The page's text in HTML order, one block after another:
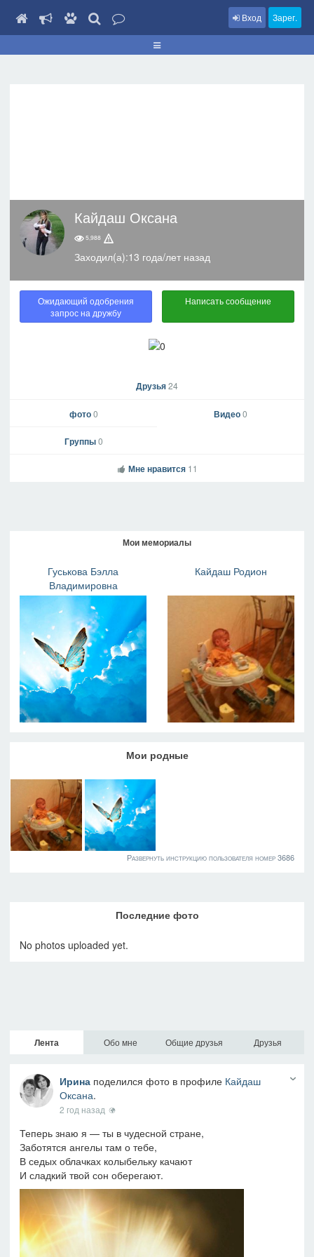
Вход Зарег.
Кайдаш Оксана
5,988
Заходил(а):13 года/лет назад
Ожидающий одобрения
запрос на дружбу
Написать сообщение
Друзья24
фото0 Видео0
Группы0
Мне нравится 11
Мои мемориалы
Гуськова Бэлла
Владимировна
Кайдаш Родион
Мои родные
Развернуть инструкцию пользователя номер 3686
Последние фото
No photos uploaded yet.
Лента Обо мне Общие друзья Друзья
Иринаподелился фото в профиле Кайдаш
Оксана.
2 год назад
Теперь знаю я — ты в чудесной стране,
Заботятся ангелы там о тебе,
В седых облачках колыбельку качают
И сладкий твой сон оберегают.